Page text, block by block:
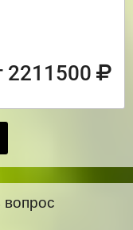
2211500
вопрос